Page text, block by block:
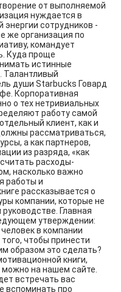
от выполняемой
нуждается в
энергии сотрудников -
же организация по
командует
Куда проще
истинные
Талантливый
души Starbucks Говард
Корпоративная
о тех нетривиальных
работу самой
клиент, как и
рассматриваться,
а как партнеров,
из разряда, «как
расходы-
насколько важно
работы и
рассказывается о
компании, которые не
Главная
утверждении:
в компании
чтобы принести
образом это сделать?
книги,
можно на нашем сайте.
встречать вас
вспоминать про